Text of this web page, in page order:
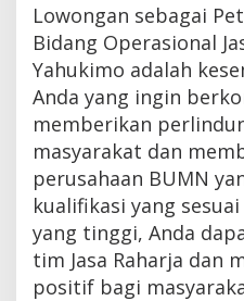
Lowongan sebagai
Bidang Operasional
Yahukimo adalah
Anda yang ingin
memberikan
masyarakat dan
perusahaan BUMN
kualifikasi yang
yang tinggi, Anda
tim Jasa Raharja dan
positif bagi